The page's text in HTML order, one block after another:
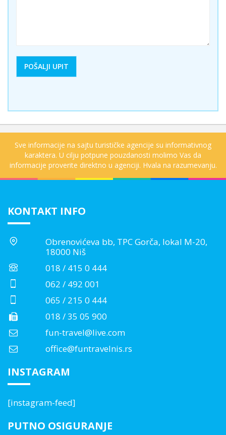
Sve informacije na sajtu turističke agencije su informativnog
karaktera. U cilju potpune pouzdanosti molimo Vas da
informacije proverite direktno u agenciji. Hvala na razumevanju.
KONTAKT INFO
Obrenovićeva bb, TPC Gorča, lokal M-20,
18000 Niš
018 / 415 0 444
062 / 492 001
065 / 215 0 444
018 / 35 05 900
fun-travel@live.com
office@funtravelnis.rs
INSTAGRAM
[instagram-feed]
PUTNO OSIGURANJE